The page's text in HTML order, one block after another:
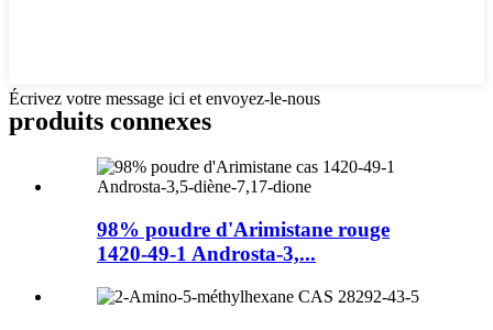
Écrivez votre message ici et envoyez-le-nous
produits connexes
98% poudre d'Arimistane rouge
1420-49-1 Androsta-3,...